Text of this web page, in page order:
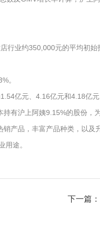
业约350,000元的平均初
。
亿元、4.16亿元和4.18亿元
有沪上阿姨9.15%的股份，
产品，丰富产品种类，以
用途。
下一篇